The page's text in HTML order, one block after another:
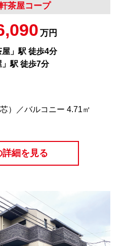
茶屋コープ
万円
」駅 徒歩4分
駅 徒歩7分
）／バルコニー 4.71㎡
詳細を見る